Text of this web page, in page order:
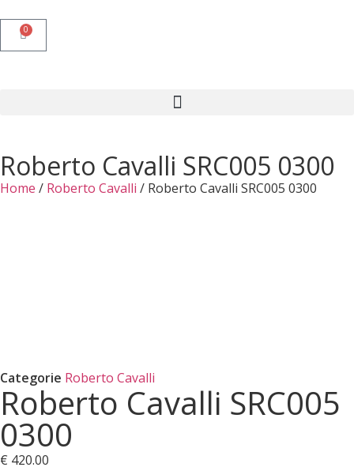
0
Roberto Cavalli SRC005 0300
Home / Roberto Cavalli / Roberto Cavalli SRC005 0300
Categorie Roberto Cavalli
Roberto Cavalli SRC005
0300
€ 420.00